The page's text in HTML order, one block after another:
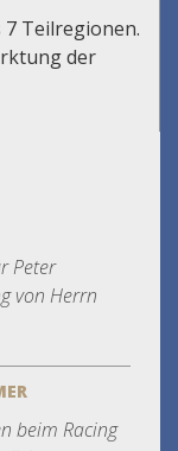
Teilregionen.
der
Peter
von Herrn
beim Racing